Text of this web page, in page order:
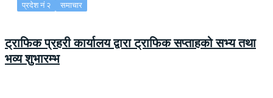
प्रदेश नं २ समाचार
ट्राफिक प्रहरी कार्यालय द्वारा ट्राफिक सप्ताहको सभ्य तथा
भव्य शुभारम्भ